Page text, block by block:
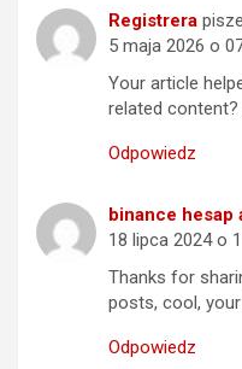
Registrera
5 maja 2026 o
Your article
related content?
Odpowiedz
binance hesap
18 lipca 2024 o
Thanks for
posts, cool,
Odpowiedz